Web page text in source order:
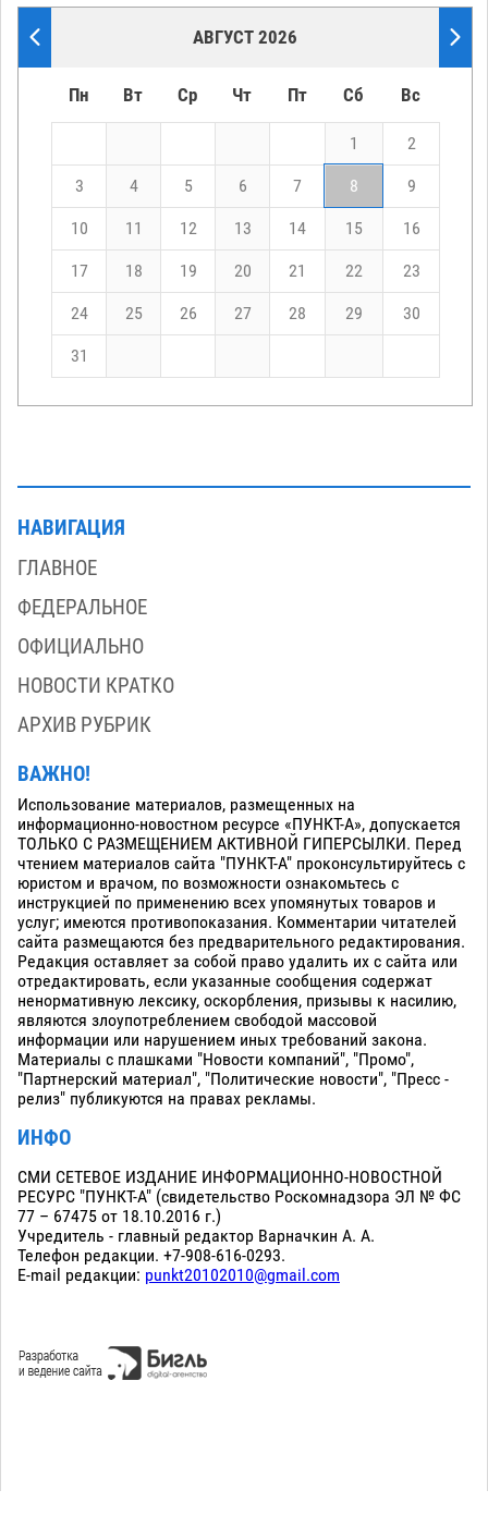
АВГУСТ 2026
Пн Вт Ср Чт Пт Сб Вс
1 2
3 4 5 6 7 8 9
10 11 12 13 14 15 16
17 18 19 20 21 22 23
24 25 26 27 28 29 30
31
НАВИГАЦИЯ
ГЛАВНОЕ
ФЕДЕРАЛЬНОЕ
ОФИЦИАЛЬНО
НОВОСТИ КРАТКО
АРХИВ РУБРИК
ВАЖНО!
Использование материалов, размещенных на
информационно-новостном ресурсе «ПУНКТ-А», допускается
ТОЛЬКО С РАЗМЕЩЕНИЕМ АКТИВНОЙ ГИПЕРСЫЛКИ. Перед
чтением материалов сайта "ПУНКТ-А" проконсультируйтесь с
юристом и врачом, по возможности ознакомьтесь с
инструкцией по применению всех упомянутых товаров и
услуг; имеются противопоказания. Комментарии читателей
сайта размещаются без предварительного редактирования.
Редакция оставляет за собой право удалить их с сайта или
отредактировать, если указанные сообщения содержат
ненормативную лексику, оскорбления, призывы к насилию,
являются злоупотреблением свободой массовой
информации или нарушением иных требований закона.
Материалы с плашками "Новости компаний", "Промо",
"Партнерский материал", "Политические новости", "Пресс -
релиз" публикуются на правах рекламы.
ИНФО
СМИ СЕТЕВОЕ ИЗДАНИЕ ИНФОРМАЦИОННО-НОВОСТНОЙ
РЕСУРС "ПУНКТ-А" (свидетельство Роскомнадзора ЭЛ № ФС
77 – 67475 от 18.10.2016 г.)
Учредитель - главный редактор Варначкин А. А.
Телефон редакции. +7-908-616-0293.
E-mail редакции: punkt20102010@gmail.com